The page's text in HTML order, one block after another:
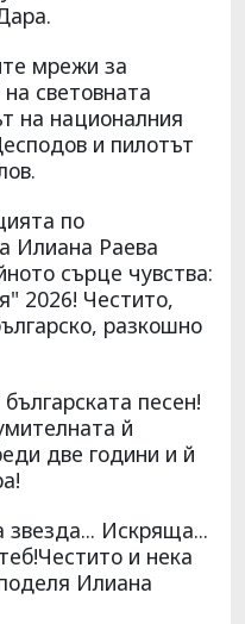
мрежи за
световната
на националния
и пилотът
по
Илиана Раева
сърце чувства:
2026! Честито,
разкошно
песен!
й
две години и й
звезда... Искряща...
и нека
Илиана